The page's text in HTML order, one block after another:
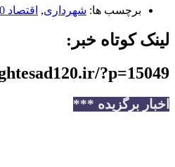
برچسب ها: شهرداری, اقتصاد 120
لینک کوتاه خبر:
?p=15049
اخبار برگزیده ***